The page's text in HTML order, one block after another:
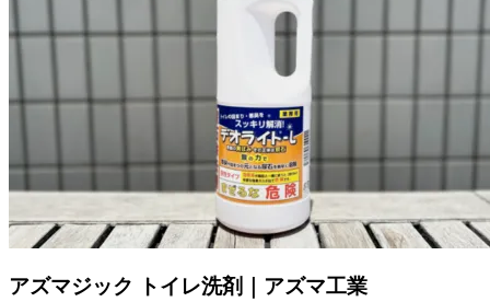
アズマジック トイレ洗剤｜アズマ工業